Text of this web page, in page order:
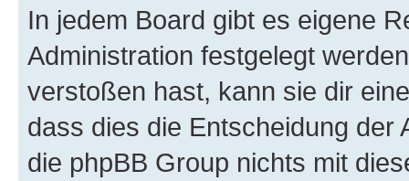
In jedem Board gibt es eigene
Administration festgelegt
verstoßen hast, kann sie dir
dass dies die Entscheidung der
die phpBB Group nichts mit